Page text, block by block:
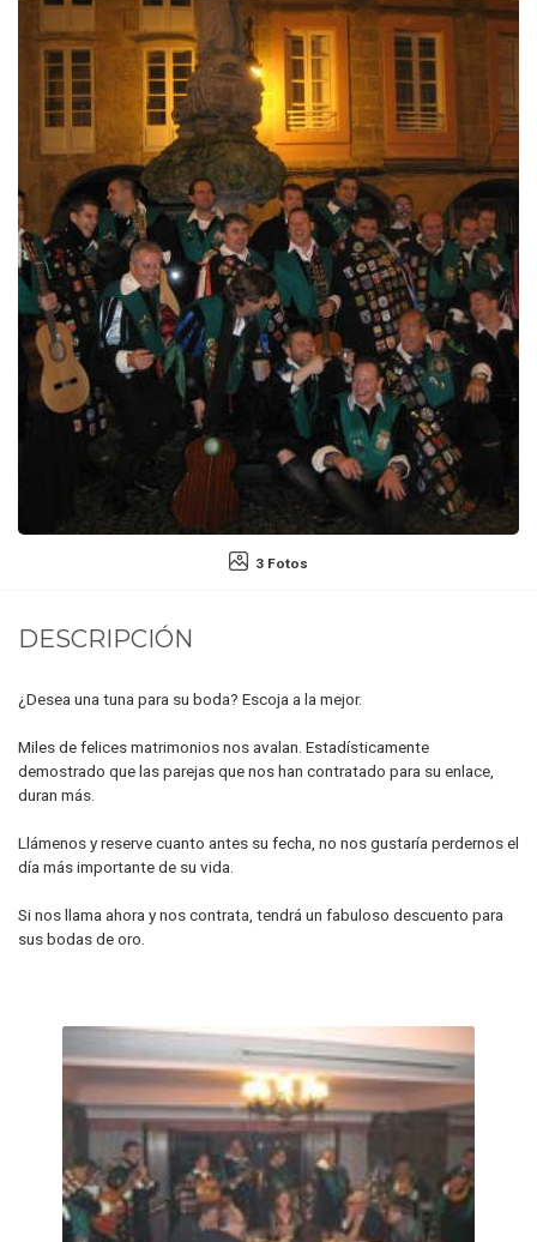
3 Fotos
DESCRIPCIÓN
¿Desea una tuna para su boda? Escoja a la mejor.
Miles de felices matrimonios nos avalan. Estadísticamente
demostrado que las parejas que nos han contratado para su enlace,
duran más.
Llámenos y reserve cuanto antes su fecha, no nos gustaría perdernos el
día más importante de su vida.
Si nos llama ahora y nos contrata, tendrá un fabuloso descuento para
sus bodas de oro.